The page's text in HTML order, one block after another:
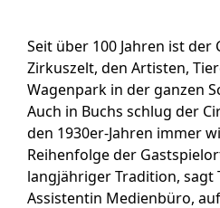
Seit über 100 Jahren ist der
Zirkuszelt, den Artisten,
Wagenpark in der ganzen
Auch in Buchs schlug der
den 1930er-Jahren immer
Reihenfolge der
langjähriger Tradition, sagt
Assistentin Medienbüro,